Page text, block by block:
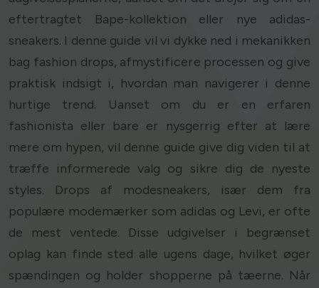
eftertragtet Bape-kollektion eller nye adidas-
sneakers. I denne guide vil vi dykke ned i mekanikken
bag fashion drops, afmystificere processen og give
praktisk indsigt i, hvordan man navigerer i denne
hurtige trend. Uanset om du er en erfaren
fashionista eller bare er nysgerrig efter at lære
mere om hypen, vil denne guide give dig viden til at
træffe informerede valg og sikre dig de nyeste
styles. Drops af modesneakers, især dem fra
populære modemærker som adidas og Levi, er ofte
de mest ventede. Disse udgivelser i begrænset
oplag kan finde sted alle ugens dage, hvilket øger
spændingen og holder shopperne på tæerne. Når